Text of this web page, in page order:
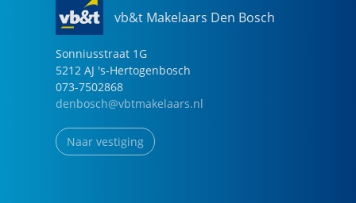
vb&t Makelaars Den Bosch
Sonniusstraat 1G
5212 AJ 's-Hertogenbosch
073-7502868
denbosch@vbtmakelaars.nl
Naar vestiging